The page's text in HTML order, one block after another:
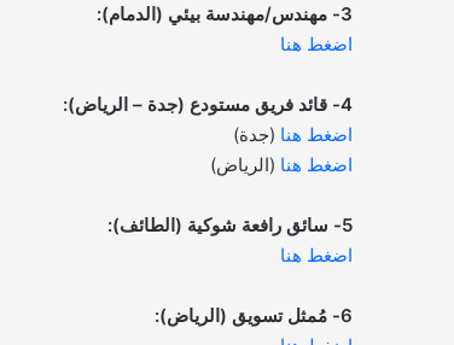
3- مهندس/مهندسة بيئي (الدمام):
اضغط هنا
4- قائد فريق مستودع (جدة – الرياض):
اضغط هنا (جدة)
اضغط هنا (الرياض)
5- سائق رافعة شوكية (الطائف):
اضغط هنا
6- مُمثل تسويق (الرياض):